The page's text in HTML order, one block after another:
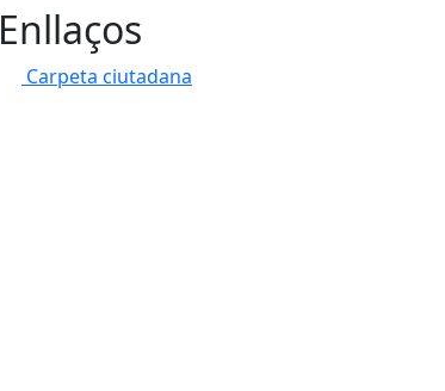
Enllaços
Carpeta ciutadana